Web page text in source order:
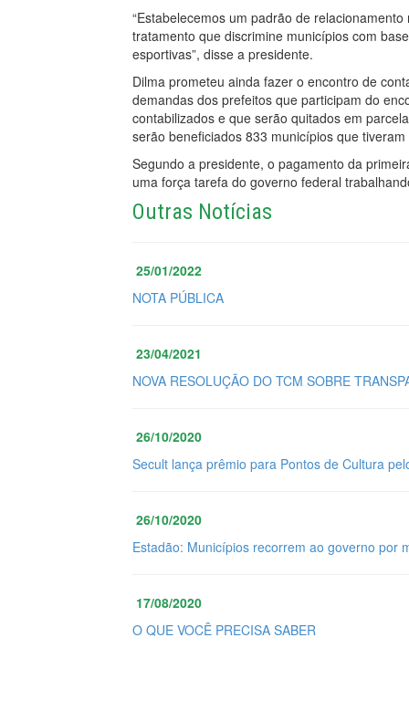
“Estabelecemos um padrão de
tratamento que discrimine municípios com
esportivas”, disse a presidente.
Dilma prometeu ainda fazer o encontro de
demandas dos prefeitos que participam do
contabilizados e que serão quitados em
serão beneficiados 833 municípios que
Segundo a presidente, o pagamento da
uma força tarefa do governo federal
Outras Notícias
25/01/2022
NOTA PÚBLICA
23/04/2021
NOVA RESOLUÇÃO DO TCM SOBRE
26/10/2020
Secult lança prêmio para Pontos de Cultura
26/10/2020
Estadão: Municípios recorrem ao governo por
17/08/2020
O QUE VOCÊ PRECISA SABER